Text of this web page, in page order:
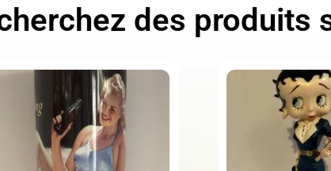
des produits